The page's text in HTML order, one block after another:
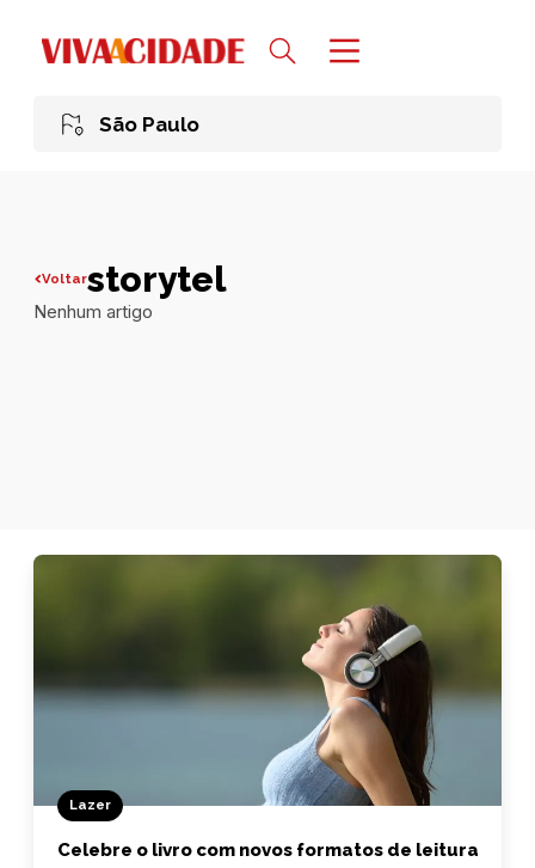
São Paulo
Voltarstorytel
Nenhum artigo
Lazer
Celebre o livro com novos formatos de leitura